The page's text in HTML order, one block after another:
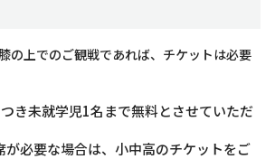
の上でのご観戦であれば、チケットは必要
き未就学児1名まで無料とさせていただ
必要な場合は、小中高のチケットをご